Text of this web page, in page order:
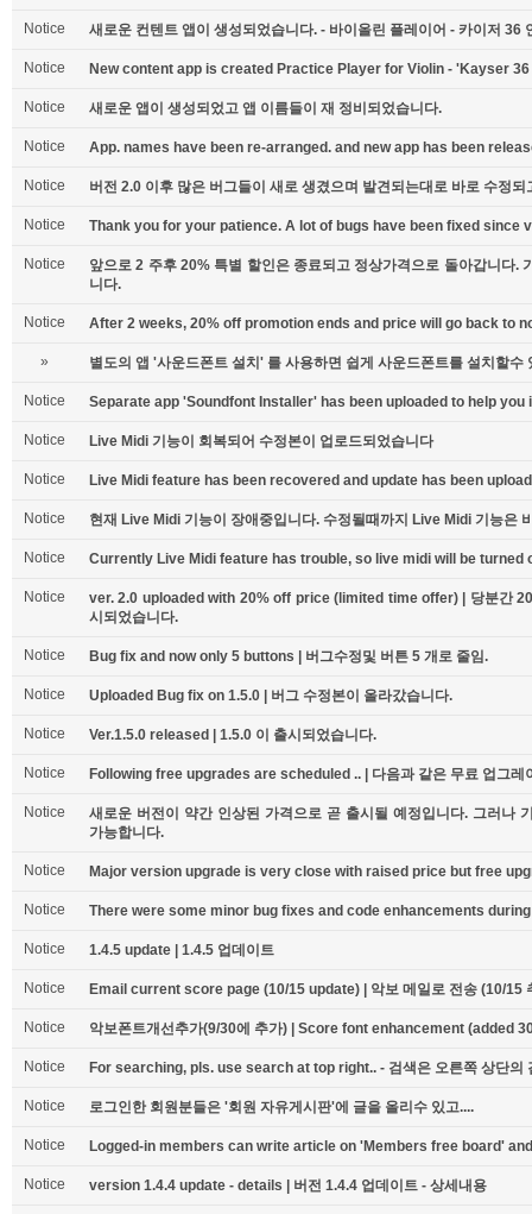
Notice 새로운 컨텐트 앱이 생성되었습니다. - 바이올린 플레이어 - 카이저 36
Notice New content app is created Practice Player for Violin - 'Kayser
Notice 새로운 앱이 생성되었고 앱 이름들이 재 정비되었습니다.
Notice App. names have been re-arranged. and new app has been
Notice 버전 2.0 이후 많은 버그들이 새로 생겼으며 발견되는대로 바로 수정되
Notice Thank you for your patience. A lot of bugs have been fixed since
Notice
앞으로 2 주후 20% 특별 할인은 종료되고 정상가격으로 돌아갑니다.
니다.
Notice After 2 weeks, 20% off promotion ends and price will go back to
» 별도의 앱 '사운드폰트 설치' 를 사용하면 쉽게 사운드폰트를 설치할수
Notice Separate app 'Soundfont Installer' has been uploaded to help you
Notice Live Midi 기능이 회복되어 수정본이 업로드되었습니다
Notice Live Midi feature has been recovered and update has been
Notice 현재 Live Midi 기능이 장애중입니다. 수정될때까지 Live Midi 기능은
Notice Currently Live Midi feature has trouble, so live midi will be turned
Notice
ver. 2.0 uploaded with 20% off price (limited time offer) | 당분간
시되었습니다.
Notice Bug fix and now only 5 buttons | 버그수정및 버튼 5 개로 줄임.
Notice Uploaded Bug fix on 1.5.0 | 버그 수정본이 올라갔습니다.
Notice Ver.1.5.0 released | 1.5.0 이 출시되었습니다.
Notice Following free upgrades are scheduled .. | 다음과 같은 무료 업그레
Notice
새로운 버전이 약간 인상된 가격으로 곧 출시될 예정입니다. 그러나
가능합니다.
Notice Major version upgrade is very close with raised price but free
Notice There were some minor bug fixes and code enhancements
Notice 1.4.5 update | 1.4.5 업데이트
Notice Email current score page (10/15 update) | 악보 메일로 전송 (10/15
Notice 악보폰트개선추가(9/30에 추가) | Score font enhancement (added
Notice For searching, pls. use search at top right.. - 검색은 오른쪽 상단의
Notice 로그인한 회원분들은 '회원 자유게시판'에 글을 올리수 있고....
Notice Logged-in members can write article on 'Members free board'
Notice version 1.4.4 update - details | 버전 1.4.4 업데이트 - 상세내용